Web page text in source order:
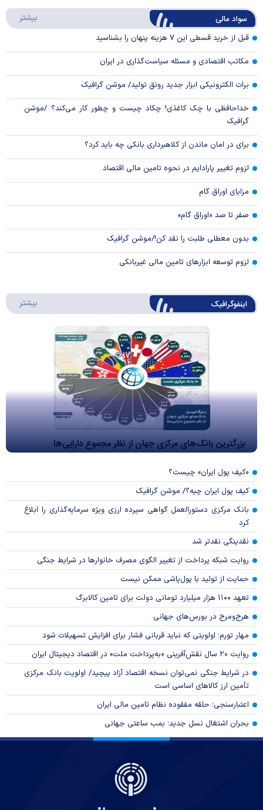
Video
سواد مالی بیشتر
قبل از خرید قسطی این ۷ هزینه پنهان را بشناسید
مکاتب اقتصادی و مسئله سیاست‌گذاری در ایران
برات الکترونیکی ابزار جدید رونق تولید/ موشن گرافیک
خداحافظی با چک کاغذی! چکاد چیست و چطور کار می‌کند؟ /موشن
گرافیک
برای در امان ماندن از کلاهبرداری بانکی چه باید کرد؟
لزوم تغییر پارادایم در نحوه تامین مالی اقتصاد
مزایای اوراق گام
صفر تا صد «اوراق گام»
بدون معطلی طلبت را نقد کن!/موشن گرافیک
لزوم توسعه ابزارهای تامین مالی غیربانکی
اینفوگرافیک بیشتر
بزرگترین بانک‌های مرکزی جهان از نظر مجموع دارایی‌ها
«کیف پول ایران» چیست؟
کیف پول ایران چیه؟/ موشن گرافیک
بانک مرکزی دستورالعمل گواهی سپرده ارزی ویژه سرمایه‌گذاری را ابلاغ
کرد
نقدینگی نقدتر شد
روایت شبکه پرداخت از تغییر الگوی مصرف خانوار‌ها در شرایط جنگی
حمایت از تولید با پول‌پاشی ممکن نیست
تعهد ۱۱۰۰ هزار میلیارد تومانی دولت برای تامین کالابرگ
هرج‌ومرج در بورس‌های جهانی
مهار تورم؛ اولویتی که نباید قربانی فشار برای افزایش تسهیلات شود
روایت ۲۰ سال نقش‌آفرینی «به‌پرداخت ملت» در اقتصاد دیجیتال ایران
در شرایط جنگی نمی‌توان نسخه اقتصاد آزاد پیچید/ اولویت بانک مرکزی
تأمین ارز کالا‌های اساسی است
اعتبارسنجی؛ حلقه مفقوده نظام تامین مالی ایران
بحران اشتغال نسل جدید؛ بمب ساعتی جهانی